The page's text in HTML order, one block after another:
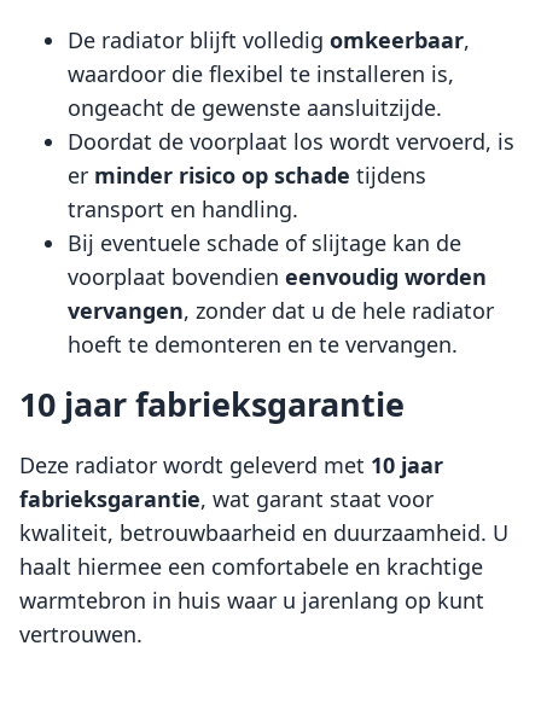
De radiator blijft volledig omkeerbaar,
waardoor die flexibel te installeren is,
ongeacht de gewenste aansluitzijde.
Doordat de voorplaat los wordt vervoerd, is
er minder risico op schade tijdens
transport en handling.
Bij eventuele schade of slijtage kan de
voorplaat bovendien eenvoudig worden
vervangen, zonder dat u de hele radiator
hoeft te demonteren en te vervangen.
10 jaar fabrieksgarantie
Deze radiator wordt geleverd met 10 jaar
fabrieksgarantie, wat garant staat voor
kwaliteit, betrouwbaarheid en duurzaamheid. U
haalt hiermee een comfortabele en krachtige
warmtebron in huis waar u jarenlang op kunt
vertrouwen.